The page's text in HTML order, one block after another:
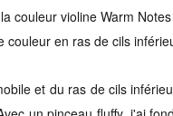
couleur violine Warm
en ras de cils
et du ras de cils